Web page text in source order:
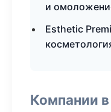
и
Esthetic
Компании